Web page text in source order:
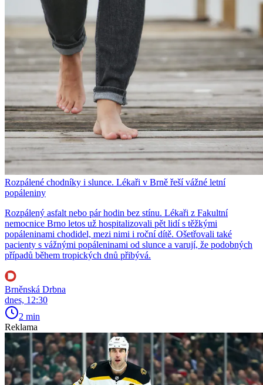
Rozpálené chodníky i slunce. Lékaři v Brně řeší vážné letní
popáleniny
Rozpálený asfalt nebo pár hodin bez stínu. Lékaři z Fakultní
nemocnice Brno letos už hospitalizovali pět lidí s těžkými
popáleninami chodidel, mezi nimi i roční dítě. Ošetřovali také
pacienty s vážnými popáleninami od slunce a varují, že podobných
případů během tropických dnů přibývá.
Brněnská Drbna
dnes, 12:30
2 min
Reklama